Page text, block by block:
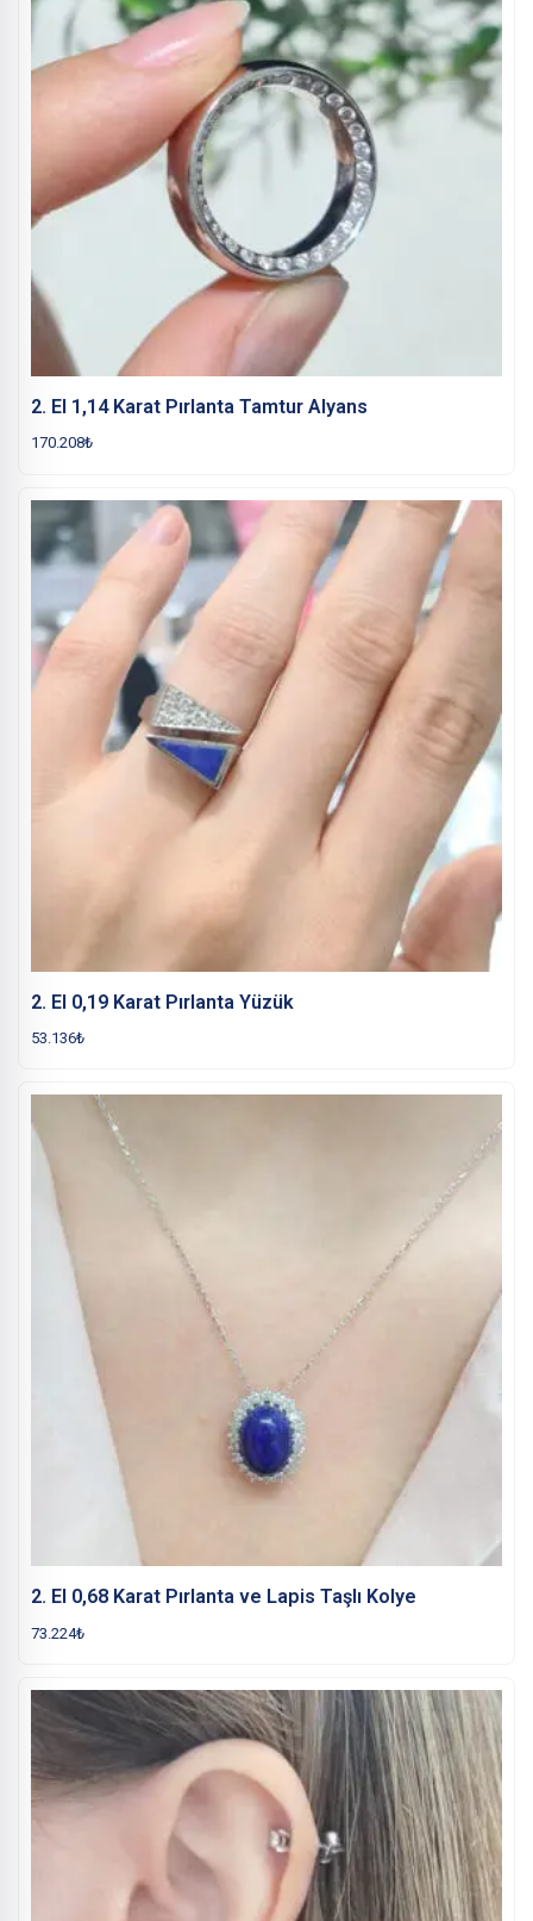
2. El 1,14 Karat Pırlanta Tamtur Alyans
170.208₺
2. El 0,19 Karat Pırlanta Yüzük
53.136₺
2. El 0,68 Karat Pırlanta ve Lapis Taşlı Kolye
73.224₺